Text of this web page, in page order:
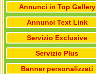
Annunci in Top Gallery
Annunci Text Link
Servizio Exclusive
Servizio Plus
Banner personalizzati